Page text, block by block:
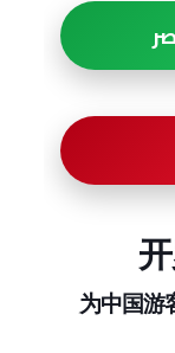
为中国游